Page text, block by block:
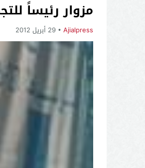
مزوار رئيساً
Ajialpress 29 أبريل 2012